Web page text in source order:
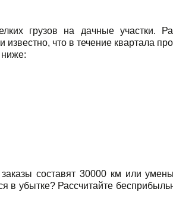
грузов на дачные участки.
что в течение квартала
ниже:
составят 30000 км или
в убытке? Рассчитайте